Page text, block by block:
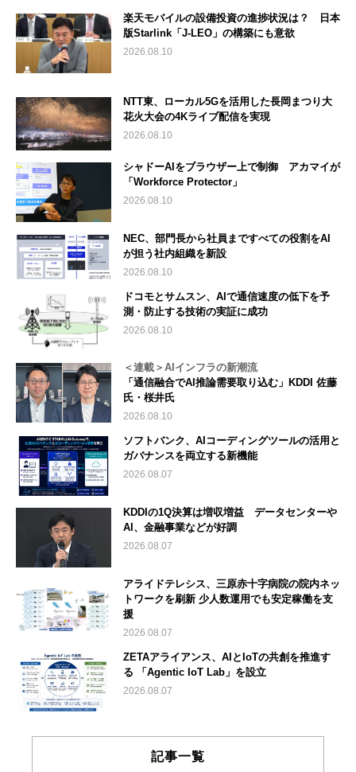
楽天モバイルの設備投資の進捗状況は？ 日本
版Starlink「J-LEO」の構築にも意欲
2026.08.10
NTT東、ローカル5Gを活用した長岡まつり大
花火大会の4Kライブ配信を実現
2026.08.10
シャドーAIをブラウザー上で制御 アカマイが
「Workforce Protector」
2026.08.10
NEC、部門長から社員まですべての役割をAI
が担う社内組織を新設
2026.08.10
ドコモとサムスン、AIで通信速度の低下を予
測・防止する技術の実証に成功
2026.08.10
＜連載＞AIインフラの新潮流
「通信融合でAI推論需要取り込む」KDDI 佐藤
氏・桜井氏
2026.08.10
ソフトバンク、AIコーディングツールの活用と
ガバナンスを両立する新機能
2026.08.07
KDDIの1Q決算は増収増益 データセンターや
AI、金融事業などが好調
2026.08.07
アライドテレシス、三原赤十字病院の院内ネッ
トワークを刷新 少人数運用でも安定稼働を支
援
2026.08.07
ZETAアライアンス、AIとIoTの共創を推進す
る 「Agentic IoT Lab」を設立
2026.08.07
記事一覧